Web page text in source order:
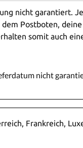
nicht garantiert.
Postboten,
somit auch
nicht
Frankreich,